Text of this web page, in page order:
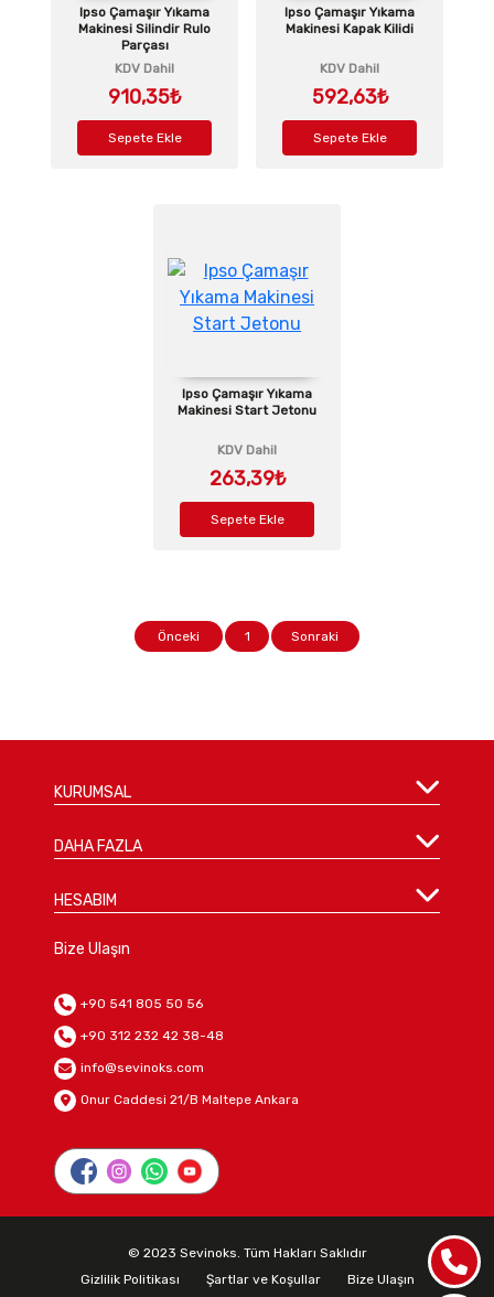
Ipso Çamaşır Yıkama
Makinesi Silindir Rulo
Parçası
KDV Dahil
910,35₺
Sepete Ekle
Ipso Çamaşır Yıkama
Makinesi Kapak Kilidi
KDV Dahil
592,63₺
Sepete Ekle
Ipso Çamaşır Yıkama
Makinesi Start Jetonu
KDV Dahil
263,39₺
Sepete Ekle
Önceki 1 Sonraki
KURUMSAL
DAHA FAZLA
HESABIM
Bize Ulaşın
+90 541 805 50 56
+90 312 232 42 38-48
info@sevinoks.com
Onur Caddesi 21/B Maltepe Ankara
© 2023 Sevinoks. Tüm Hakları Saklıdır
Gizlilik Politikası
Şartlar ve Koşullar Bize Ulaşın